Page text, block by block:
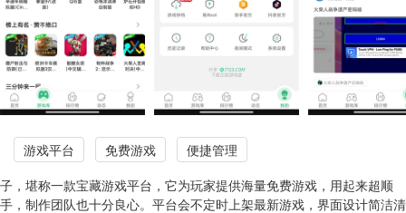
游戏平台 免费游戏
便捷管理
子，堪称一款宝藏游戏平台，它为玩家提供海量免费游戏，用起来超顺
手，制作团队也十分良心。平台会不定时上架最新游戏，界面设计简洁清